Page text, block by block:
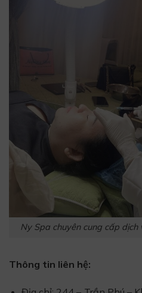
Ny Spa chuyên cung cấp
Thông tin liên hệ: